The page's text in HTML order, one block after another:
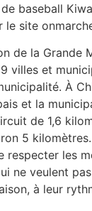
baseball
le site
de la
villes et
À
et la
de 1,6
5
respecter les
ne veulent
à leur